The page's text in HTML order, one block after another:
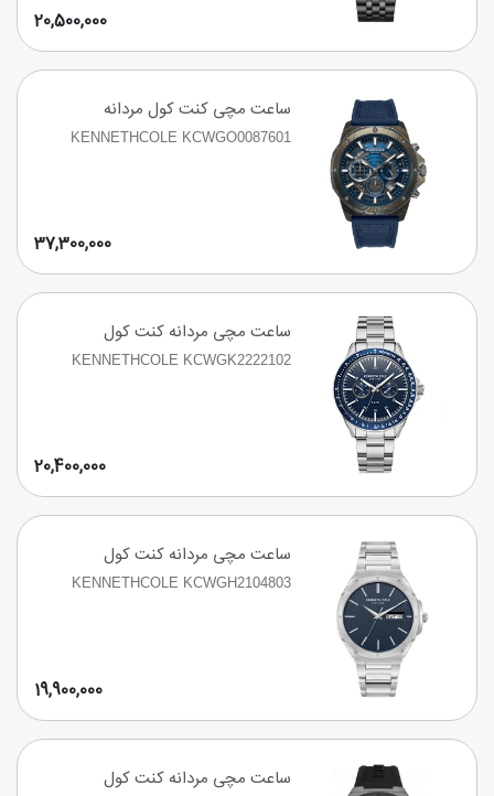
20,500,000
ساعت مچی کنت کول مردانه
KENNETHCOLE KCWGO0087601
37,300,000
ساعت مچی مردانه کنت کول
KENNETHCOLE KCWGK2222102
20,400,000
ساعت مچی مردانه کنت کول
KENNETHCOLE KCWGH2104803
19,900,000
ساعت مچی مردانه کنت کول